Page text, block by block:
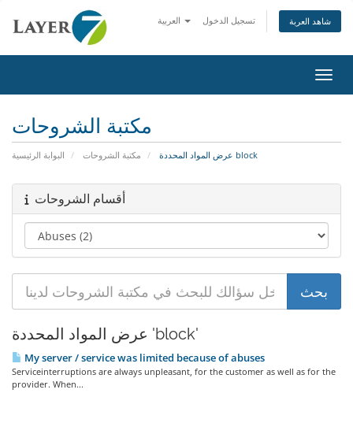
تسجيل الدخول شاهد العربة
مكتبة الشروحات
البوابة الرئيسية مكتبة الشروحات عرض المواد المحددة block
أقسام الشروحات
عرض المواد المحددة 'block'
My server / service was limited because of abuses
Serviceinterruptions are always unpleasant, for the customer as well as for the
provider. When...